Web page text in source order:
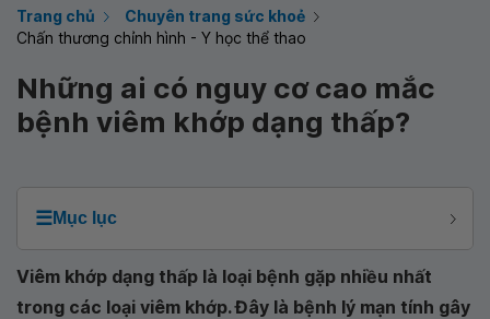
Trang chủ
Chuyên trang sức khoẻ
Chấn thương chỉnh hình - Y học thể thao
Những ai có nguy cơ cao mắc
bệnh viêm khớp dạng thấp?
☰Mục lục
Viêm khớp dạng thấp là loại bệnh gặp nhiều nhất
trong các loại viêm khớp. Đây là bệnh lý mạn tính gây